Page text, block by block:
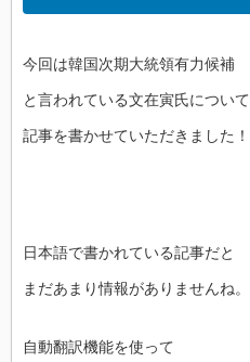
今回は韓国次期大統領有力候補
と言われている文在寅氏について
記事を書かせていただきました！
日本語で書かれている記事だと
まだあまり情報がありませんね。
自動翻訳機能を使って